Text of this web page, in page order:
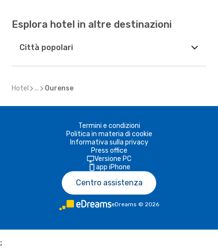
Esplora hotel in altre destinazioni
Città popolari
Hotel ... Ourense
Termini e condizioni
Politica in materia di cookie
Informativa sulla privacy
Press office
Versione PC
app iPhone
Centro assistenza
eDreams © 2026
;